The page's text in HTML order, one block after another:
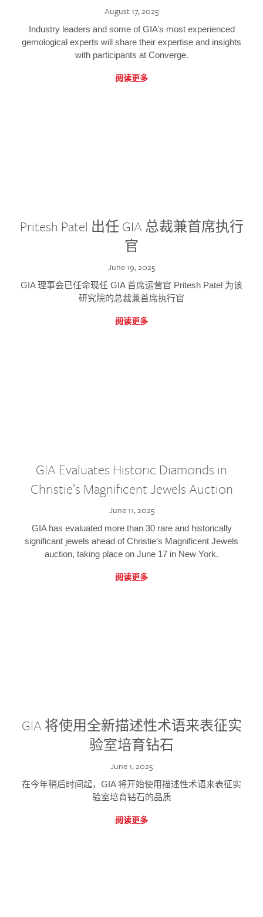
August 17, 2025
Industry leaders and some of GIA’s most experienced
gemological experts will share their expertise and insights
with participants at Converge.
阅读更多
Pritesh Patel 出任 GIA 总裁兼首席执行
官
June 19, 2025
GIA 理事会已任命现任 GIA 首席运营官 Pritesh Patel 为该
研究院的总裁兼首席执行官
阅读更多
GIA Evaluates Historic Diamonds in
Christie’s Magnificent Jewels Auction
June 11, 2025
GIA has evaluated more than 30 rare and historically
significant jewels ahead of Christie’s Magnificent Jewels
auction, taking place on June 17 in New York.
阅读更多
GIA 将使用全新描述性术语来表征实
验室培育钻石
June 1, 2025
在今年稍后时间起，GIA 将开始使用描述性术语来表征实
验室培育钻石的品质
阅读更多